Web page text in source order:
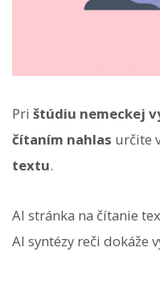
Pri štúdiu nemeckej
čítaním nahlas určite
textu.
AI stránka na čítanie
AI syntézy reči dokáže